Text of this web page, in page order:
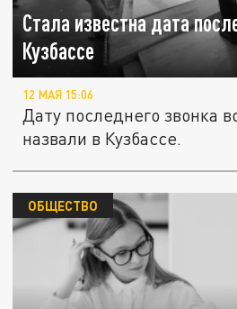
Стала известна дата
Кузбассе
12 МАЯ 15:06
Дату последнего звонка
назвали в Кузбассе.
ОБЩЕСТВО